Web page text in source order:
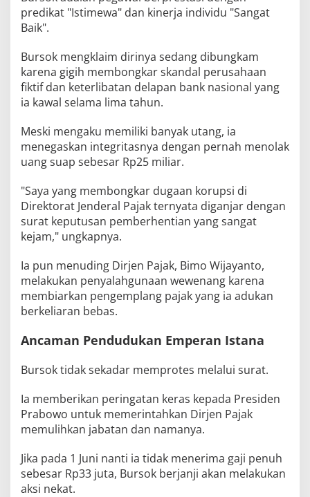
predikat "Istimewa" dan kinerja individu "Sangat
Baik".
Bursok mengklaim dirinya sedang dibungkam
karena gigih membongkar skandal perusahaan
fiktif dan keterlibatan delapan bank nasional yang
ia kawal selama lima tahun.
Meski mengaku memiliki banyak utang, ia
menegaskan integritasnya dengan pernah menolak
uang suap sebesar Rp25 miliar.
"Saya yang membongkar dugaan korupsi di
Direktorat Jenderal Pajak ternyata diganjar dengan
surat keputusan pemberhentian yang sangat
kejam," ungkapnya.
Ia pun menuding Dirjen Pajak, Bimo Wijayanto,
melakukan penyalahgunaan wewenang karena
membiarkan pengemplang pajak yang ia adukan
berkeliaran bebas.
Ancaman Pendudukan Emperan Istana
Bursok tidak sekadar memprotes melalui surat.
Ia memberikan peringatan keras kepada Presiden
Prabowo untuk memerintahkan Dirjen Pajak
memulihkan jabatan dan namanya.
Jika pada 1 Juni nanti ia tidak menerima gaji penuh
sebesar Rp33 juta, Bursok berjanji akan melakukan
aksi nekat.